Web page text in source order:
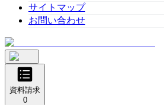
サイトマップ
お問い合わせ
資料請求
0